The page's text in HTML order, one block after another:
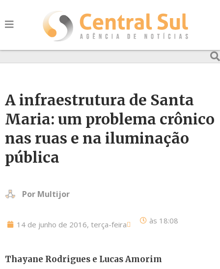
A infraestrutura de Santa
Maria: um problema crônico
nas ruas e na iluminação
pública
Por Multijor
14 de junho de 2016, terça-feira às 18:08
Thayane Rodrigues e Lucas Amorim